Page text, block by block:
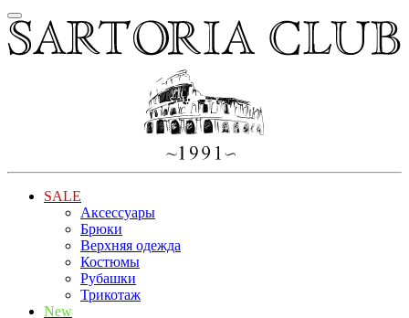
SALE
Аксессуары
Брюки
Верхняя одежда
Костюмы
Рубашки
Трикотаж
New